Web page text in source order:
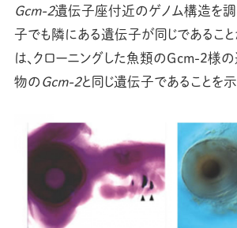
Gcm-2遺伝子座付近のゲノム構造を調
子でも隣にある遺伝子が同じであること
は、クローニングした魚類のGcm-2様
物のGcm-2と同じ遺伝子であることを示